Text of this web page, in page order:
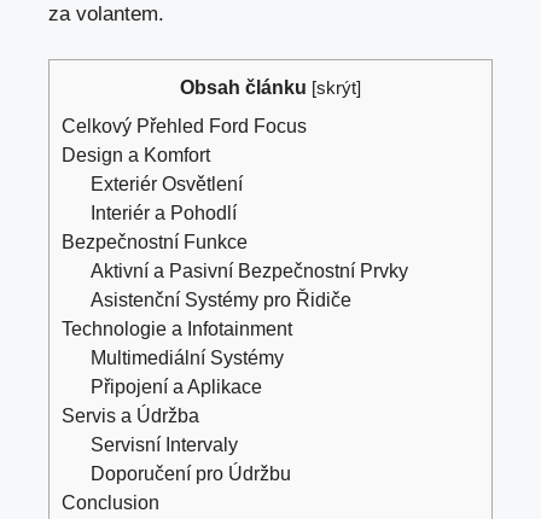
za volantem.
Obsah článku [skrýt]
Celkový Přehled Ford Focus
Design a Komfort
Exteriér Osvětlení
Interiér a Pohodlí
Bezpečnostní Funkce
Aktivní a Pasivní Bezpečnostní Prvky
Asistenční Systémy pro Řidiče
Technologie a Infotainment
Multimediální Systémy
Připojení a Aplikace
Servis a Údržba
Servisní Intervaly
Doporučení pro Údržbu
Conclusion